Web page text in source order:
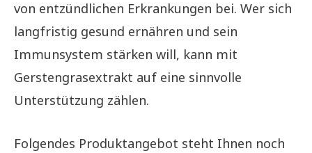
von entzündlichen Erkrankungen bei. Wer sich
langfristig gesund ernähren und sein
Immunsystem stärken will, kann mit
Gerstengrasextrakt auf eine sinnvolle
Unterstützung zählen.
Folgendes Produktangebot steht Ihnen noch